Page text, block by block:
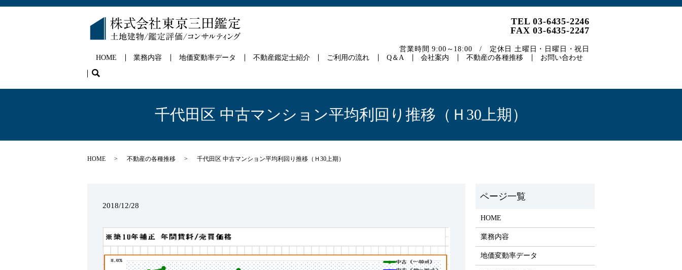
HOME 業務内容 地価変動率データ 不動産鑑定士紹介 ご利用の流れ Q＆A 会社案内 不動産の各種推移 お問い合わせ
search
TEL 03-6435-2246
FAX 03-6435-2247
営業時間 9:00～18:00 / 定休日 土曜日・日曜日・祝日
千代田区 中古マンション平均利回り推移（Ｈ30上期）
HOME 不動産の各種推移 千代田区 中古マンション平均利回り推移（Ｈ30上期）
2018/12/28
HOME
業務内容
地価変動率データ